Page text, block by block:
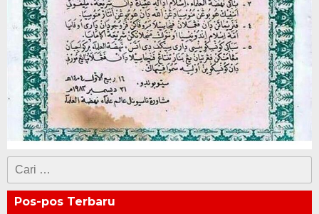
Cari
untuk:
Pos-pos Terbaru